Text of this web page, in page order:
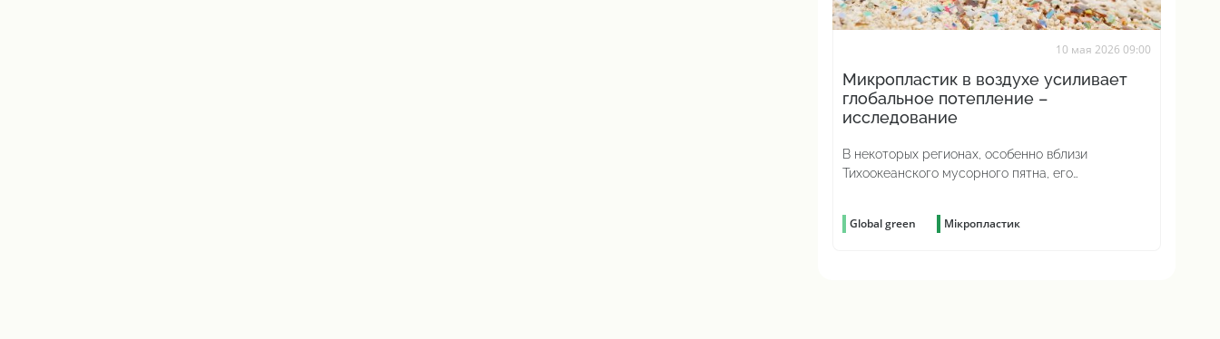
10 мая 2026 09:00
Микропластик в воздухе усиливает
глобальное потепление –
исследование
В некоторых регионах, особенно вблизи
Тихоокеанского мусорного пятна, его
Global green Мікропластик